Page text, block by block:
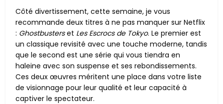
Côté divertissement, cette semaine, je vous
recommande deux titres à ne pas manquer sur Netflix
: Ghostbusterset Les Escrocs de Tokyo. Le premier est
un classique revisité avec une touche moderne, tandis
que le second est une série qui vous tiendra en
haleine avec son suspense et ses rebondissements.
Ces deux œuvres méritent une place dans votre liste
de visionnage pour leur qualité et leur capacité à
captiver le spectateur.